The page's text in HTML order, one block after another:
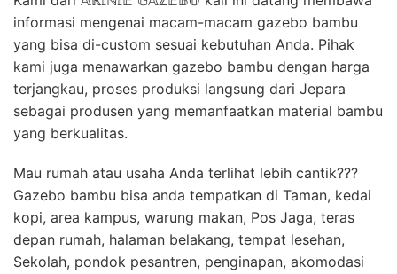
informasi mengenai macam-macam gazebo bambu
yang bisa di-custom sesuai kebutuhan Anda. Pihak
kami juga menawarkan gazebo bambu dengan harga
terjangkau, proses produksi langsung dari Jepara
sebagai produsen yang memanfaatkan material bambu
yang berkualitas.
Mau rumah atau usaha Anda terlihat lebih cantik???
Gazebo bambu bisa anda tempatkan di Taman, kedai
kopi, area kampus, warung makan, Pos Jaga, teras
depan rumah, halaman belakang, tempat lesehan,
Sekolah, pondok pesantren, penginapan, akomodasi